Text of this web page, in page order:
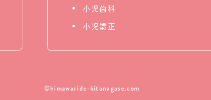
小児歯科
小児矯正
©himawaridc-kitanagase.com